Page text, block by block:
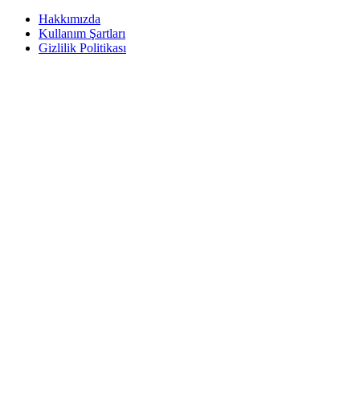
Hakkımızda
Kullanım Şartları
Gizlilik Politikası